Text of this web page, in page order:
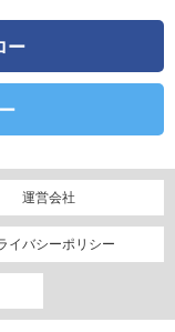
ー
運営会社
イバシーポリシー